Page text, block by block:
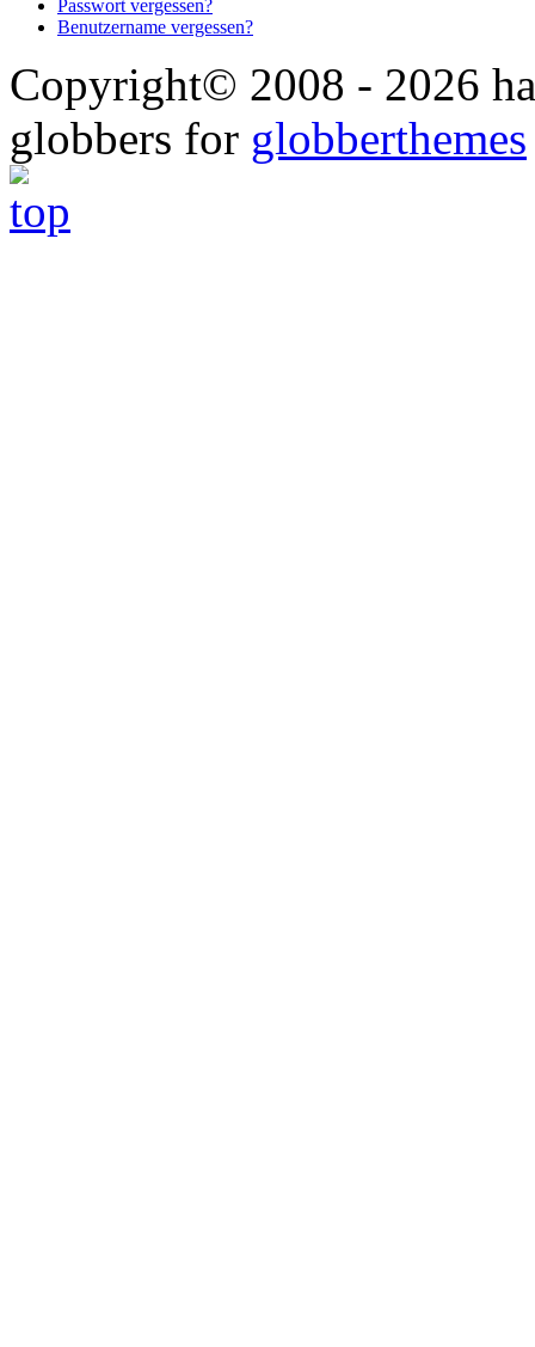
Passwort vergessen?
Benutzername vergessen?
Copyright© 2008 - 2026
globbers for globberthemes